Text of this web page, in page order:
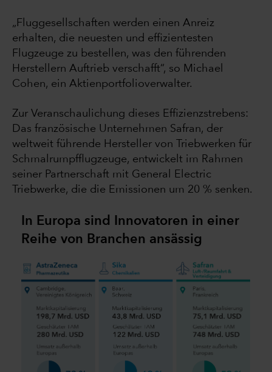
„Fluggesellschaften werden einen Anreiz
erhalten, die neuesten und effizientesten
Flugzeuge zu bestellen, was den führenden
Herstellern Auftrieb verschafft“, so Michael
Cohen, ein Aktienportfolioverwalter.
Zur Veranschaulichung dieses Effizienzstrebens:
Das französische Unternehmen Safran, der
weltweit führende Hersteller von Triebwerken für
Schmalrumpfflugzeuge, entwickelt im Rahmen
seiner Partnerschaft mit General Electric
Triebwerke, die die Emissionen um 20 % senken.
In Europa sind Innovatoren in einer
Reihe von Branchen ansässig